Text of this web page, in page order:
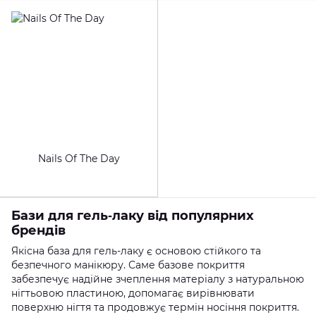
Бази для гель-лаку від популярних
брендів
Якісна база для гель-лаку є основою стійкого та
безпечного манікюру. Саме базове покриття
забезпечує надійне зчеплення матеріалу з натуральною
нігтьовою пластиною, допомагає вирівнювати
поверхню нігтя та продовжує термін носіння покриття.
Nails Of The Day